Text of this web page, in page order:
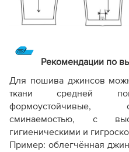
Рекомендации по
Для пошива джинсов
ткани средней
формоустойчивые,
сминаемостью, с
гигиеническими и
Пример: облегчённая